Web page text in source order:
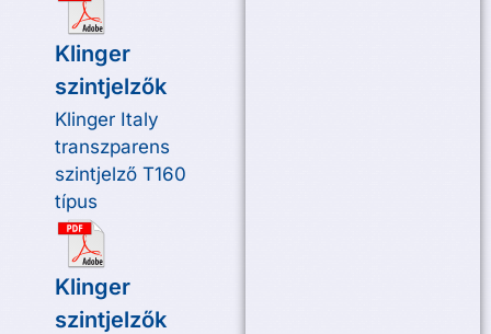
Klinger
szintjelzők
Klinger Italy
transzparens
szintjelző T160
típus
Klinger
szintjelzők